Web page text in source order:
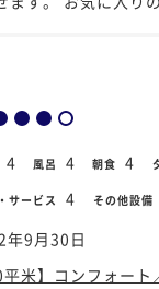
4 風呂 4 朝食 4
サービス 4 その他設備
年9月30日
平米】コンフォー